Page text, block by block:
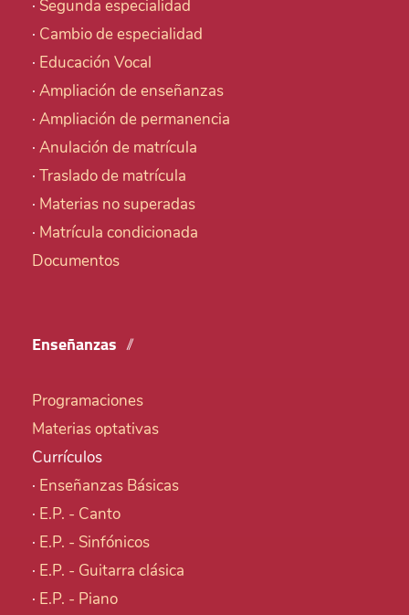
· Segunda especialidad
· Cambio de especialidad
· Educación Vocal
· Ampliación de enseñanzas
· Ampliación de permanencia
· Anulación de matrícula
· Traslado de matrícula
· Materias no superadas
· Matrícula condicionada
Documentos
Enseñanzas
Programaciones
Materias optativas
Currículos
· Enseñanzas Básicas
· E.P. - Canto
· E.P. - Sinfónicos
· E.P. - Guitarra clásica
· E.P. - Piano